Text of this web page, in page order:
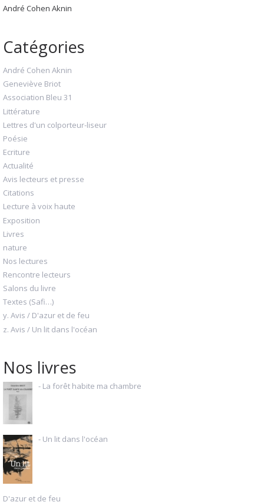
André Cohen Aknin
Catégories
André Cohen Aknin
Geneviève Briot
Association Bleu 31
Littérature
Lettres d'un colporteur-liseur
Poésie
Ecriture
Actualité
Avis lecteurs et presse
Citations
Lecture à voix haute
Exposition
Livres
nature
Nos lectures
Rencontre lecteurs
Salons du livre
Textes (Safi…)
y. Avis / D'azur et de feu
z. Avis / Un lit dans l'océan
Nos livres
- La forêt habite ma chambre
- Un lit dans l'océan
D'azur et de feu